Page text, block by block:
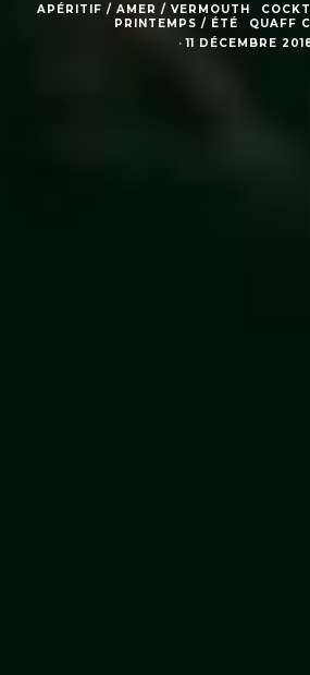
APÉRITIF / AMER / VERMOUTH
PRINTEMPS / ÉTÉ
QUAFF
· 11 DÉCEMBRE